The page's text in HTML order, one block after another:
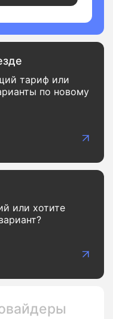
тариф или
по новому
или хотите